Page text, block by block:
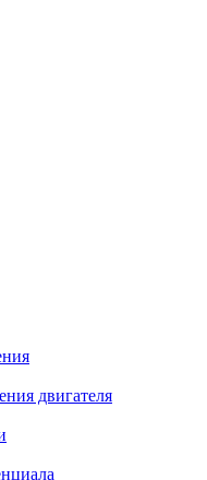
двигателя